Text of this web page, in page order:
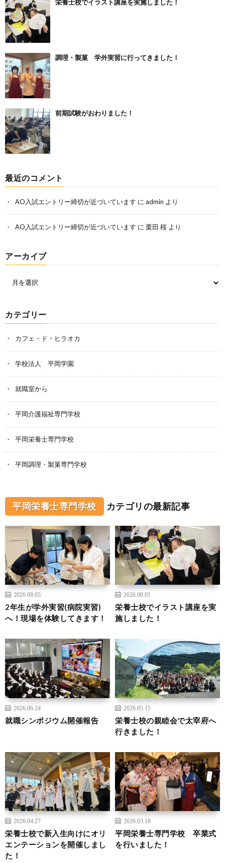
栄養士校でイラスト講座を実施しました！
調理・製菓 学外実習に行ってきました！
前期試験がおわりました！
最近のコメント
AO入試エントリー締切が近づいています に admin より
AO入試エントリー締切が近づいています に 栗田 桜 より
アーカイブ
カテゴリー
カフェ・ド・ヒラオカ
学校法人 平岡学園
就職室から
平岡介護福祉専門学校
平岡栄養士専門学校
平岡調理・製菓専門学校
平岡栄養士専門学校 カテゴリの最新記事
2026.08.05
2年生が学外実習(病院実習)
へ！現場を体験してきます！
2026.08.01
栄養士校でイラスト講座を実
施しました！
2026.06.24
就職シンポジウム開催報告
2026.05.15
栄養士校の親睦会で太宰府へ
行きました！
2026.04.27
栄養士校で新入生向けにオリ
エンテーションを開催しまし
た！
2026.03.18
平岡栄養士専門学校 卒業式
を行いました！